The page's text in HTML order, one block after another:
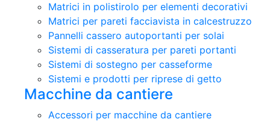
Matrici in polistirolo per elementi decorativi
Matrici per pareti facciavista in calcestruzzo
Pannelli cassero autoportanti per solai
Sistemi di casseratura per pareti portanti
Sistemi di sostegno per casseforme
Sistemi e prodotti per riprese di getto
Macchine da cantiere
Accessori per macchine da cantiere